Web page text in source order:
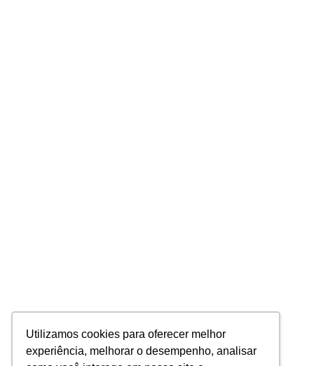
Utilizamos cookies para oferecer melhor
experiência, melhorar o desempenho, analisar